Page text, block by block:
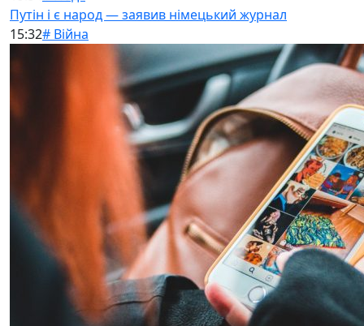
Путін і є народ — заявив німецький журнал
15:32# Війна